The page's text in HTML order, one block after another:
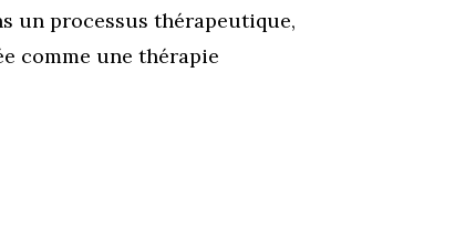
un processus thérapeutique,
comme une thérapie